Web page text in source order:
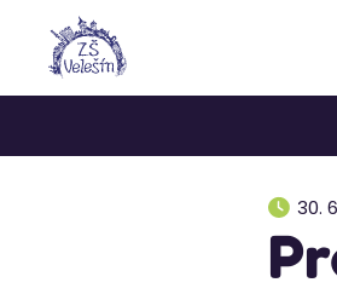
30.